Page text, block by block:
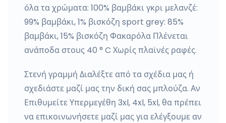
όλα τα χρώματα: 100% βαμβάκι γκρι μελανζέ:
99% βαμβάκι, 1% βισκόζη sport grey: 85%
βαμβάκι, 15% βισκόζη Φακαρόλα Πλένεται
ανάποδα στους 40 ° C Χωρίς πλαϊνές ραφές.
Στενή γραμμή Διαλέξτε από τα σχέδια μας ή
σχεδιάστε μαζί μας την δική σας μπλούζα. Αν
Επιθυμείτε Υπερμεγέθη 3xl, 4xl, 5xl, θα πρέπει
να επικοινωνήσετε μαζί μας για ελέγξουμε αν